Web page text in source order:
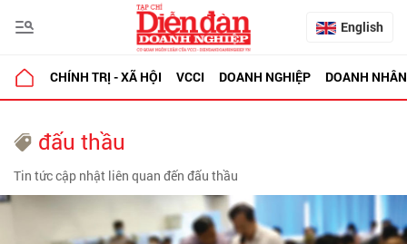
English
CHÍNH TRỊ - XÃ HỘI VCCI DOANH NGHIỆP DOANH NHÂN
đấu thầu
Tin tức cập nhật liên quan đến đấu thầu